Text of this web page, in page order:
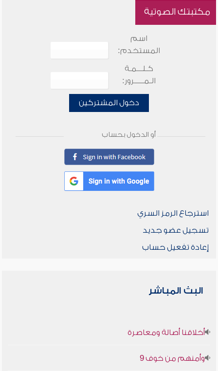
مكتبتك الصوتية
اسم
المستخدم:
كـلـــمـة
الـمـــــرور:
دخول المشتركين
أو الدخول بحساب
استرجاع الرمز السري
تسجيل عضو جديد
إعادة تفعيل حساب
البث المباشر
أخلاقنا أصالة ومعاصرة
وأمنهم من خوف 9